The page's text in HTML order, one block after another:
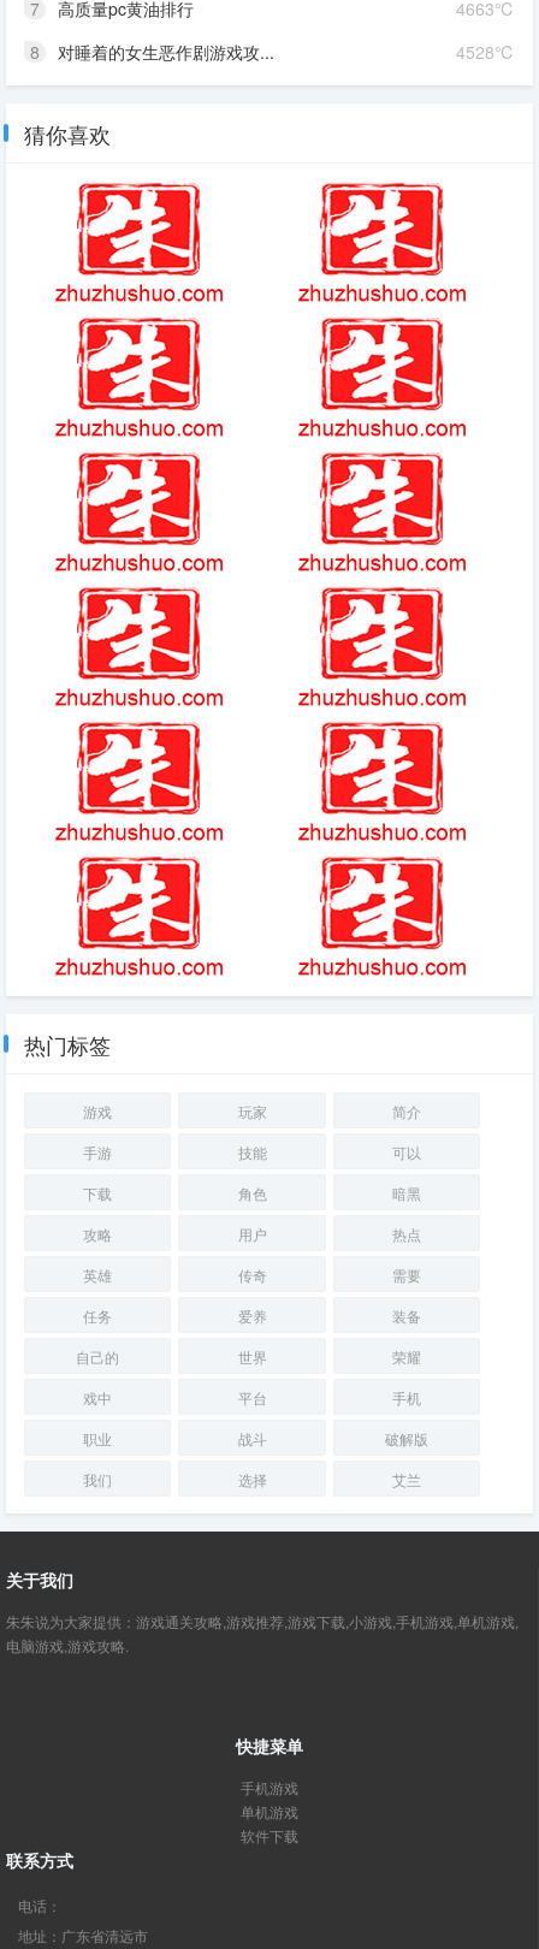
4663℃
7
高质量pc黄油排行
4528℃
8 对睡着的女生恶作剧游戏攻...
猜你喜欢
艾莎公主主题歌英文歌 泰亚史诗端游官网
拍证件照的相机软件 免费无水
印的证件照App
手游折扣
魔兽世界奈萨里奥之泪哪里刷
(2025-10-18热点)-娱乐圈“撞脸”
明星大盘点：命运的安排还是巧
大叶艾草大全 王者t0英雄有哪些
红警3起义时刻 问道手游官方版
热门标签
游戏 玩家
简介
手游
技能
可以
下载
角色
暗黑
攻略
用户
热点
英雄
传奇
需要
任务
爱养
装备
自己的
世界
荣耀
戏中
平台
手机
职业
战斗
破解版
我们
选择 艾兰
关于我们
朱朱说为大家提供：游戏通关攻略,游戏推荐,游戏下载,小游戏,手机游戏,单机游戏,
电脑游戏,游戏攻略.
快捷菜单
手机游戏
单机游戏
软件下载
联系方式
电话：
地址：广东省清远市